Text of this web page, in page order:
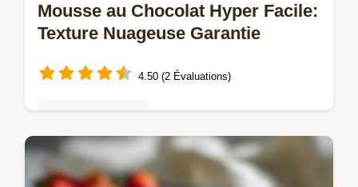
Mousse au Chocolat Hyper Facile:
Texture Nuageuse Garantie
4.50 (2 Évaluations)
Découvrez notre recette de Mousse au
chocolat hyper facile qui garantit une texture